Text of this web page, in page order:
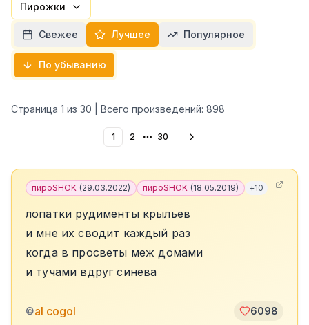
Пирожки
Свежее Лучшее Популярное
По убыванию
Страница 1 из 30 | Всего произведений: 898
1 2 More pages
30
пироSHOK (29.03.2022) пироSHOK (18.05.2019) +10
лопатки рудименты крыльев
и мне их сводит каждый раз
когда в просветы меж домами
и тучами вдруг синева
©al cogol 6098